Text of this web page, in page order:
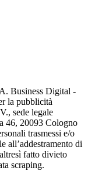
Business Digital -
la pubblicità
sede legale
46, 20093 Cologno
trasmessi e/o
all’addestramento di
fatto divieto
scraping.